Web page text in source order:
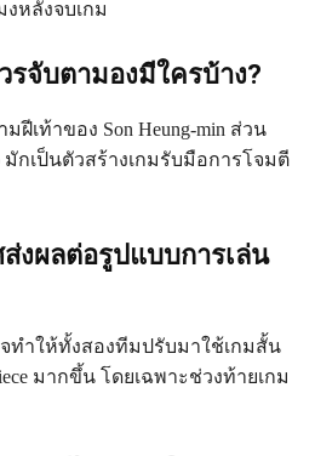
งหลังจบเกม
จับตามองมีใครบ้าง?
ฝีเท้าของ Son Heung-min ส่วน
มักเป็นตัวสร้างเกมรับมือการโจมตี
งผลต่อรูปแบบการเล่น
ทำให้ทั้งสองทีมปรับมาใช้เกมสั้น
มากขึ้น โดยเฉพาะช่วงท้ายเกม